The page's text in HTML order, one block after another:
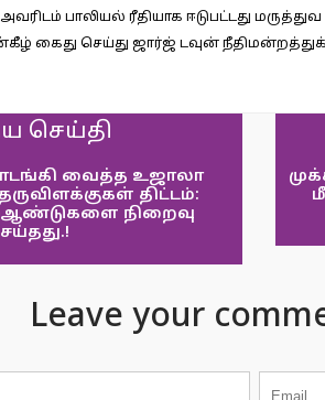
பாலியல் ரீதியாக ஈடுபட்டது
கைது செய்து ஜார்ஜ் டவுன்
செய்தி
வைத்த உஜாலா
திட்டம்:
நிறைவு
Leave your